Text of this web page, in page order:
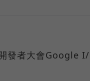
發者大會Google